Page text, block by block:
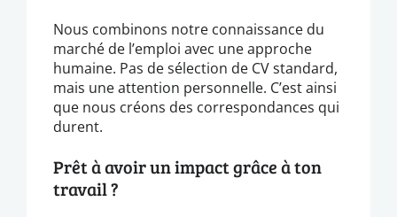
Nous combinons notre connaissance du
marché de l’emploi avec une approche
humaine. Pas de sélection de CV standard,
mais une attention personnelle. C’est ainsi
que nous créons des correspondances qui
durent.
Prêt à avoir un impact grâce à ton
travail ?